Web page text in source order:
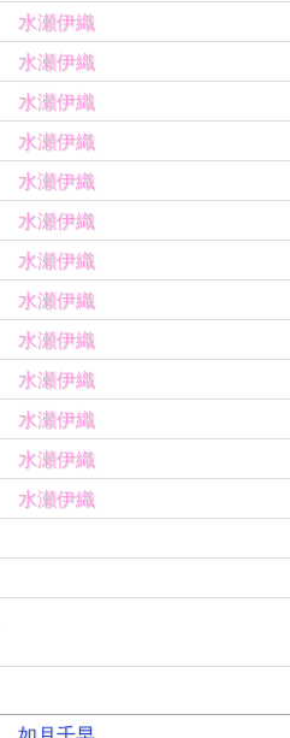
水瀬伊織
水瀬伊織
水瀬伊織
水瀬伊織
水瀬伊織
水瀬伊織
水瀬伊織
水瀬伊織
水瀬伊織
水瀬伊織
水瀬伊織
水瀬伊織
水瀬伊織